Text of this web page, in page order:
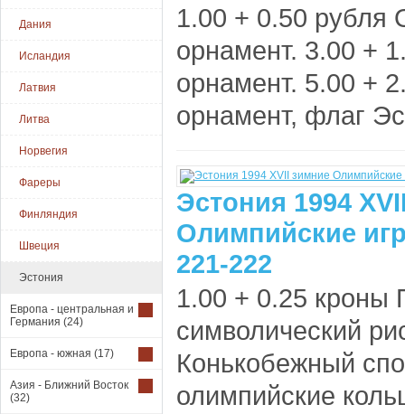
Дания
Исландия
Латвия
Литва
Норвегия
Фареры
Финляндия
Швеция
Эстония
Европа - центральная и
Германия (24)
Европа - южная (17)
Азия - Ближний Восток
(32)
1.00 + 0.50 рубля
орнамент. 3.00 +
орнамент. 5.00 +
орнамент, флаг
Эстония 1994
Олимпийские
221-222
1.00 + 0.25 кроны
символический
Конькобежный
олимпийские